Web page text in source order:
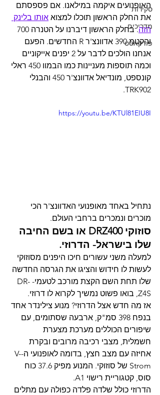
סקירות
מדריכים
פודקאסט
האופנועים איקמה במילאנו. אם פספסתם
את החלק הראשון תוכלו למצוא אותו בלינק
הזה
והקטמ 390 אדוונצ'ר R החדשים. הפעם
אנחנו הולכים לדבר על 2 יפנים אייקוניים
וכמה תוספות מעניינות כמו הבמוו 450 ראלי
קונספט, מונדיאל אדוונצ'ר 450 והבנלי
TRK902.
https://youtu.be/KTUl81EIU8I
נתחיל באחד מאופנועי האדוונצ'ר הכי
מוכרים ונמכרים ברחבי העולם.
סוזוקי DRZ400 או בשם החיבה
שלו בישראל- הדרוזי.
למעלה משני עשורים חיכו היפנים מסוזוקי
לעשות לו חידוש והציגו את הגרסה החדשה
שלו תחת השם הקצת מורכב לטעמי- DR-
Z4S, בואו פשוט נמשיך לקרוא לו דרוזי.
אז מה חדש אצל הדרוזי? מנוע צילינדר אחד
בנפח 398 סמ"ק, ארבעה שסתומים, עם
שיפורים הכוללים מערכת מצערת
חשמלית, מצבי רכיבה מרובים ובקרת
אחיזה עם מצב חצץ, בדומה לאופנועי ה-V-
Strom של סוזוקי. המנוע מפיק 37.6 כוח
סוס, קטגוריית רישוי A1.
הדרוזי כולל שלדה פלדה כפולה עם מתלים